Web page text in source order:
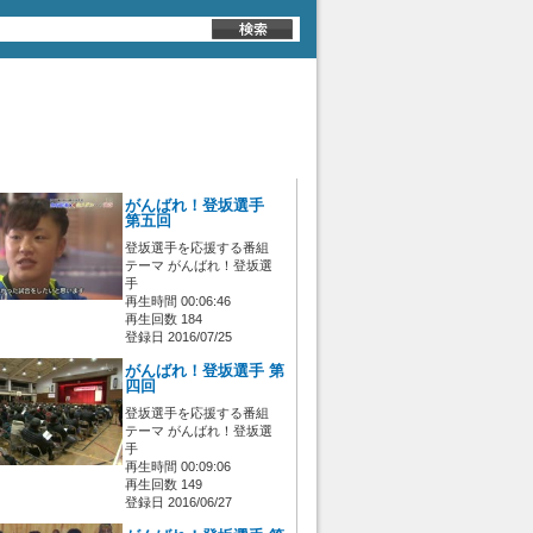
がんばれ！登坂選手
第五回
登坂選手を応援する番組
テーマ がんばれ！登坂選
手
再生時間 00:06:46
再生回数 184
登録日 2016/07/25
がんばれ！登坂選手 第
四回
登坂選手を応援する番組
テーマ がんばれ！登坂選
手
再生時間 00:09:06
再生回数 149
登録日 2016/06/27